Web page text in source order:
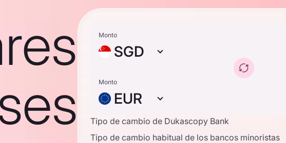
Monto
SGD
Monto
EUR
Tipo de cambio de Dukascopy Bank
Tipo de cambio habitual de los bancos minoristas